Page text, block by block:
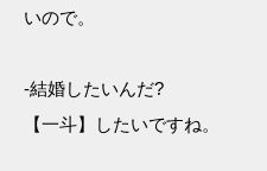
いので。
-結婚したいんだ?
【一斗】したいですね。